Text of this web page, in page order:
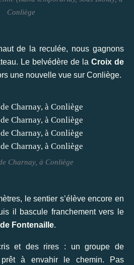
Conliège
de la reculée, nous gagnons
Le belvédère de la Croix de
une nouvelle vue sur Conliège.
Charnay, à Conliège
le sentier s’élève encore en
il bascule franchement vers le
Fontenaille.
et des rires : un groupe de
prêt à envahir le chemin. Pas